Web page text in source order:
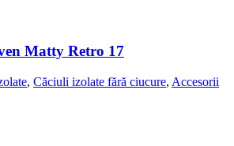
Matty Retro 17
, Căciuli izolate fără ciucure, Accesorii